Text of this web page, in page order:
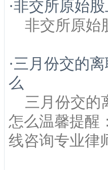
·非交所原始
非交所原始
·三月份交的
么
三月份交的
怎么温馨提醒
线咨询专业律